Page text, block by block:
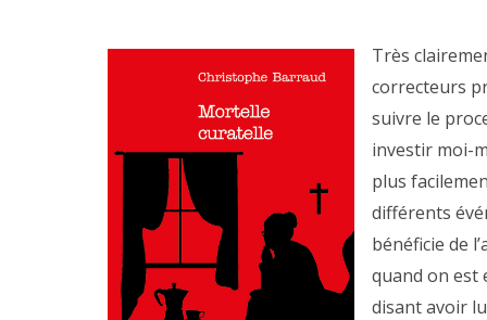
Très
correcteurs
suivre le
investir moi-
plus
différents
bénéficie de
quand on est
disant avoir